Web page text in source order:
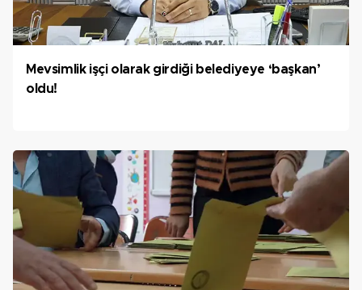
Mevsimlik işçi olarak girdiği belediyeye ‘başkan’
oldu!